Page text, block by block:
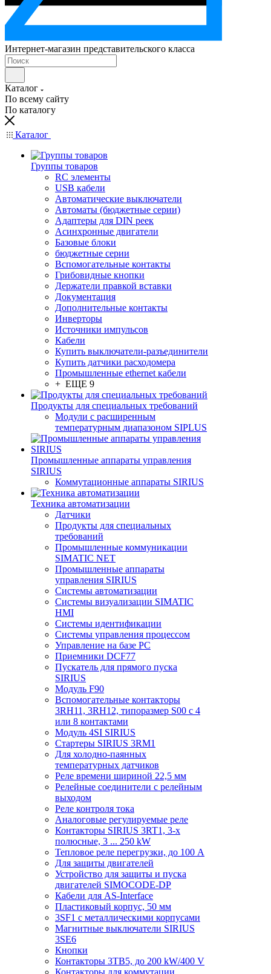
Интернет-магазин представительского класса
Каталог
По всему сайту
По каталогу
Каталог
Группы товаров
RC элементы
USB кабели
Автоматические выключатели
Автоматы (бюджетные серии)
Адаптеры для DIN реек
Асинхронные двигатели
Базовые блоки
бюджетные серии
Вспомогательные контакты
Грибовидные кнопки
Держатели правкой вставки
Документация
Дополнительные контакты
Инверторы
Источники импульсов
Кабели
Купить выключатели-разъединители
Купить датчики расходомера
Промышленные ethernet кабели
+ ЕЩЕ 9
Продукты для специальных требований
Модули с расширенным
температурным диапазоном SIPLUS
Промышленные аппараты управления
SIRIUS
Коммутационные аппараты SIRIUS
Техника автоматизации
Датчики
Продукты для специальных
требований
Промышленные коммуникации
SIMATIC NET
Промышленные аппараты
управления SIRIUS
Системы автоматизации
Системы визуализации SIMATIC
HMI
Системы идентификации
Системы управления процессом
Управление на базе РС
Приемники DCF77
Пускатель для прямого пуска
SIRIUS
Модуль F90
Вспомогательные контакторы
3RH11, 3RH12, типоразмер S00 с 4
или 8 контактами
Модуль 4SI SIRIUS
Стартеры SIRIUS 3RM1
Для холодно-паянных
температурных датчиков
Реле времени шириной 22,5 мм
Релейные соединители с релейным
выходом
Реле контроля тока
Аналоговые регулируемые реле
Контакторы SIRIUS 3RT1, 3-х
полюсные, 3 ... 250 kW
Тепловое реле перегрузки, до 100 A
Для защиты двигателей
Устройство для защиты и пуска
двигателей SIMOCODE-DP
Кабели для AS-Interface
Пластиковый корпус, 50 мм
3SF1 с металлическими корпусами
Магнитные выключатели SIRIUS
3SE6
Кнопки
Контакторы 3TB5, до 200 kW/400 V
Контакторы для коммутации